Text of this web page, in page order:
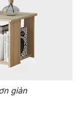
giản